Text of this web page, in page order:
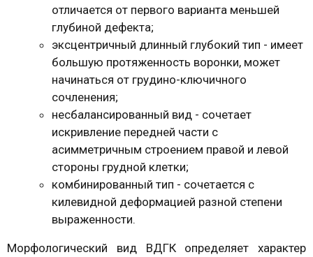
отличается от первого варианта меньшей
глубиной дефекта;
эксцентричный длинный глубокий тип - имеет
большую протяженность воронки, может
начинаться от грудино-ключичного
сочленения;
несбалансированный вид - сочетает
искривление передней части с
асимметричным строением правой и левой
стороны грудной клетки;
комбинированный тип - сочетается с
килевидной деформацией разной степени
выраженности.
Морфологический вид ВДГК определяет характер